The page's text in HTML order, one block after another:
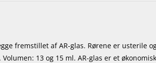
fremstillet af AR-glas. Rørene er usterile
13 og 15 ml. AR-glas er et